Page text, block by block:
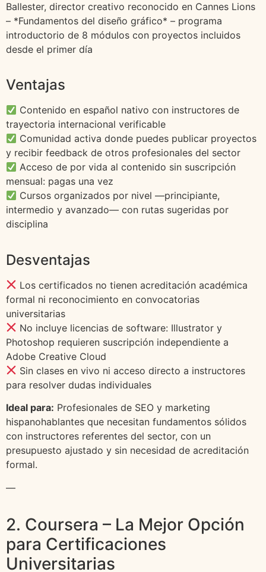
Ballester, director creativo reconocido en Cannes Lions
– *Fundamentos del diseño gráfico* – programa
introductorio de 8 módulos con proyectos incluidos
desde el primer día
Ventajas
Contenido en español nativo con instructores de
trayectoria internacional verificable
Comunidad activa donde puedes publicar proyectos
y recibir feedback de otros profesionales del sector
Acceso de por vida al contenido sin suscripción
mensual: pagas una vez
Cursos organizados por nivel —principiante,
intermedio y avanzado— con rutas sugeridas por
disciplina
Desventajas
Los certificados no tienen acreditación académica
formal ni reconocimiento en convocatorias
universitarias
No incluye licencias de software: Illustrator y
Photoshop requieren suscripción independiente a
Adobe Creative Cloud
Sin clases en vivo ni acceso directo a instructores
para resolver dudas individuales
Ideal para: Profesionales de SEO y marketing
hispanohablantes que necesitan fundamentos sólidos
con instructores referentes del sector, con un
presupuesto ajustado y sin necesidad de acreditación
formal.
—
2. Coursera – La Mejor Opción
para Certificaciones
Universitarias